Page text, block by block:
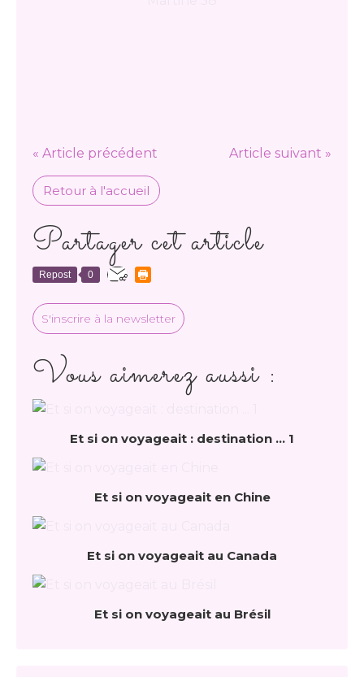
« Article précédent Article suivant »
Retour à l'accueil
Partager cet article
Repost 0
S'inscrire à la newsletter
Vous aimerez aussi :
Et si on voyageait : destination ... 1
Et si on voyageait en Chine
Et si on voyageait au Canada
Et si on voyageait au Brésil